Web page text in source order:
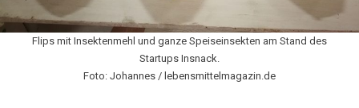
Flips mit Insektenmehl und ganze Speiseinsekten am Stand des
Startups Insnack.
Foto: Johannes / lebensmittelmagazin.de